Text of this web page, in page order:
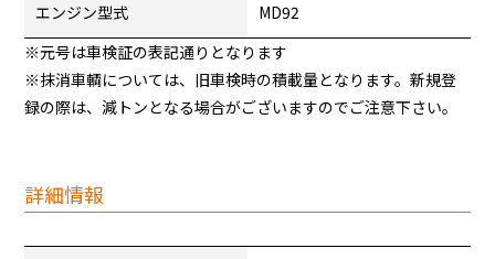
エンジン型式
MD92
※元号は車検証の表記通りとなります
※抹消車輌については、旧車検時の積載量となります。新規登
録の際は、減トンとなる場合がございますのでご注意下さい。
詳細情報